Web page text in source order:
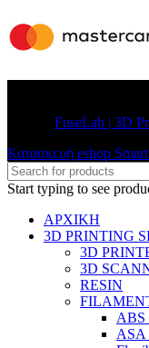
FuseLab | 3D
Κατασκευή eshop
Start typing to see
ΑΡΧΙΚΗ
3D PRINTING
3D
3D
RESIN
ABS
ASA